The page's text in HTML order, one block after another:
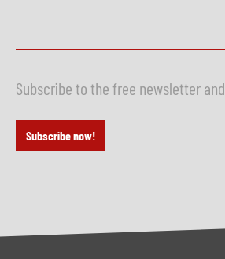
Subscribe to the free newsletter and
Subscribe now!